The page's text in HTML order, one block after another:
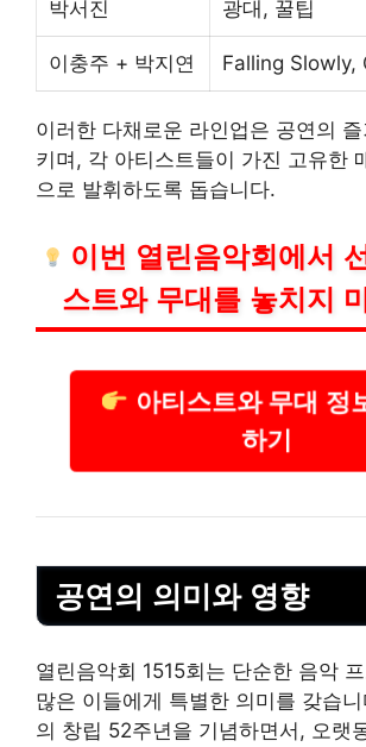
박서진 광대, 꿀팁
이충주 + 박지연 Falling Slowly,
이러한 다채로운 라인업은 공연의
키며, 각 아티스트들이 가진 고유한
으로 발휘하도록 돕습니다.
이번 열린음악회에서
스트와 무대를 놓치지
아티스트와 무대 정
하기
공연의 의미와 영향
열린음악회 1515회는 단순한 음악
많은 이들에게 특별한 의미를 갖습
의 창립 52주년을 기념하면서, 오랫